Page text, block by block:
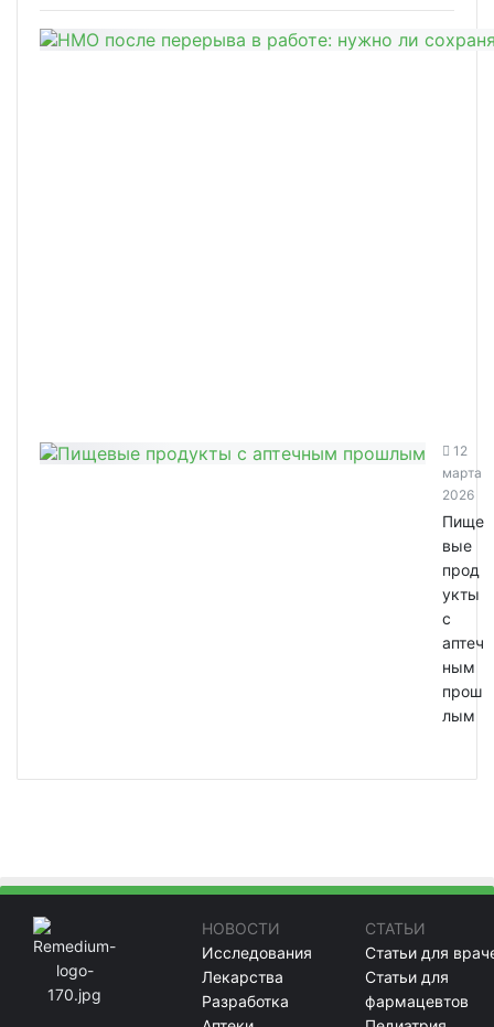
12
марта
2026
Пище
вые
прод
укты
с
аптеч
ным
прош
лым
НОВОСТИ
Исследования
Лекарства
Разработка
СТАТЬИ
Статьи для
Статьи для
фармацевтов